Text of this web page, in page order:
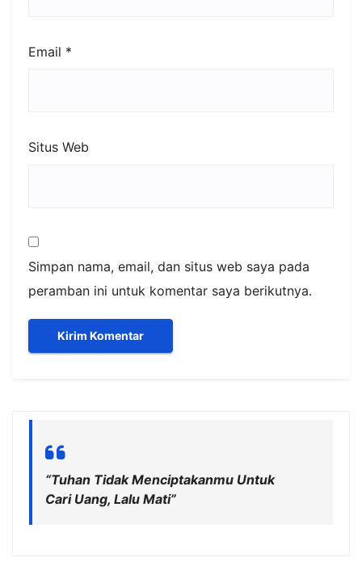
Email *
Situs Web
Simpan nama, email, dan situs web saya pada
peramban ini untuk komentar saya berikutnya.
“Tuhan Tidak Menciptakanmu Untuk
Cari Uang, Lalu Mati”